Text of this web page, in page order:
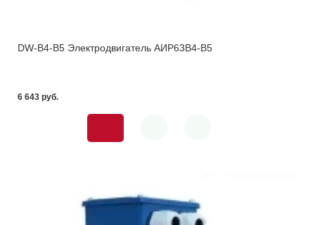
DW-B4-В5 Электродвигатель АИР63В4-В5
6 643 pуб.